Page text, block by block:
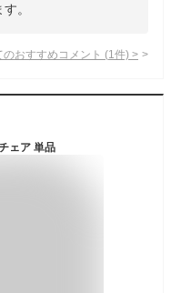
。
のおすすめコメント (1 件) >
ェア 単品